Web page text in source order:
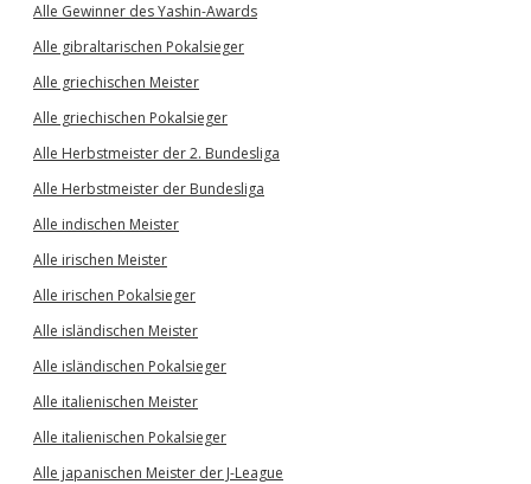
Alle Gewinner des Yashin-Awards
Alle gibraltarischen Pokalsieger
Alle griechischen Meister
Alle griechischen Pokalsieger
Alle Herbstmeister der 2. Bundesliga
Alle Herbstmeister der Bundesliga
Alle indischen Meister
Alle irischen Meister
Alle irischen Pokalsieger
Alle isländischen Meister
Alle isländischen Pokalsieger
Alle italienischen Meister
Alle italienischen Pokalsieger
Alle japanischen Meister der J-League